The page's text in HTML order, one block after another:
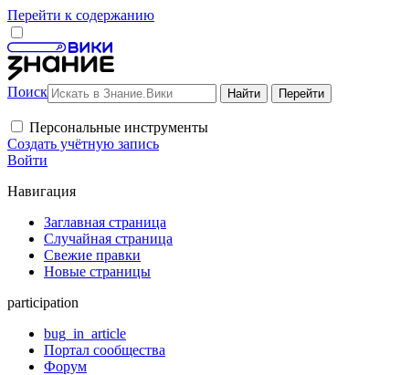
Перейти к содержанию
Поиск
Персональные инструменты
Создать учётную запись
Войти
Навигация
Заглавная страница
Случайная страница
Свежие правки
Новые страницы
participation
bug_in_article
Портал сообщества
Форум